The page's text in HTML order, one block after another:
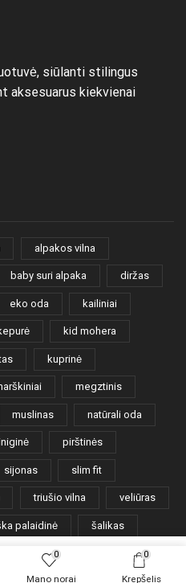
siūlanti stilingus
aksesuarus kiekvienai
alpakos vilna
baby suri alpaka diržas
eko oda kailiniai
kid mohera
kuprinė
megztinis
muslinas natūrali oda
pirštinės
sijonas slim fit
triušio vilna veliūras
palaidinė šalikas
IŠKART
0
Mano norai
0
Krepšelis